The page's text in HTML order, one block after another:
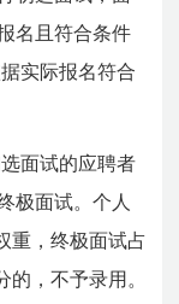
名且符合条件
实际报名符合
面试的应聘者
极面试。个人
重，终极面试占
的，不予录用。